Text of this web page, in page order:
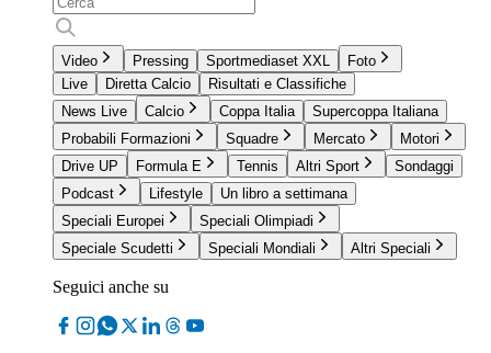
Video Pressing Sportmediaset XXL
Foto
Live
Diretta Calcio
Risultati e Classifiche
News Live
Calcio Coppa Italia
Supercoppa Italiana
Probabili Formazioni
Squadre Mercato
Motori
Drive UP
Formula E Tennis Altri Sport
Sondaggi
Podcast
Lifestyle
Un libro a settimana
Speciali Europei
Speciali Olimpiadi
Speciale Scudetti
Speciali Mondiali Altri Speciali
Seguici anche su